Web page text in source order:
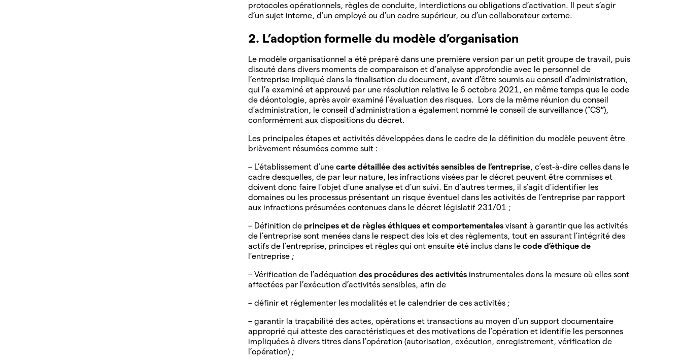
protocoles opérationnels, règles de conduite, interdictions ou obligations d’activation. Il peut s’agir
d’un sujet interne, d’un employé ou d’un cadre supérieur, ou d’un collaborateur externe.
2. L’adoption formelle du modèle d’organisation
Le modèle organisationnel a été préparé dans une première version par un petit groupe de travail, puis
discuté dans divers moments de comparaison et d’analyse approfondie avec le personnel de
l’entreprise impliqué dans la finalisation du document, avant d’être soumis au conseil d’administration,
qui l’a examiné et approuvé par une résolution relative le 6 octobre 2021, en même temps que le code
de déontologie, après avoir examiné l’évaluation des risques. Lors de la même réunion du conseil
d’administration, le conseil d’administration a également nommé le conseil de surveillance (“CS“),
conformément aux dispositions du décret.
Les principales étapes et activités développées dans le cadre de la définition du modèle peuvent être
brièvement résumées comme suit :
– L’établissement d’une carte détaillée des activités sensibles de l’entreprise, c’est-à-dire celles dans le
cadre desquelles, de par leur nature, les infractions visées par le décret peuvent être commises et
doivent donc faire l’objet d’une analyse et d’un suivi. En d’autres termes, il s’agit d’identifier les
domaines ou les processus présentant un risque éventuel dans les activités de l’entreprise par rapport
aux infractions présumées contenues dans le décret législatif 231/01 ;
– Définition de principes et de règles éthiques et comportementales visant à garantir que les activités
de l’entreprise sont menées dans le respect des lois et des règlements, tout en assurant l’intégrité des
actifs de l’entreprise, principes et règles qui ont ensuite été inclus dans le code d’éthique de
l’entreprise ;
– Vérification de l’adéquation des procédures des activités instrumentales dans la mesure où elles sont
affectées par l’exécution d’activités sensibles, afin de
– définir et réglementer les modalités et le calendrier de ces activités ;
– garantir la traçabilité des actes, opérations et transactions au moyen d’un support documentaire
approprié qui atteste des caractéristiques et des motivations de l’opération et identifie les personnes
impliquées à divers titres dans l’opération (autorisation, exécution, enregistrement, vérification de
l’opération) ;